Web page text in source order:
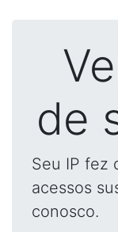
de
Seu IP fez
acessos
conosco.